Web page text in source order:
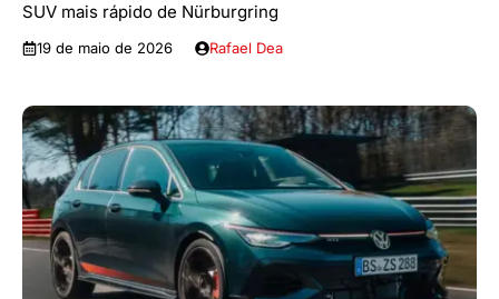
SUV mais rápido de Nürburgring
19 de maio de 2026 Rafael Dea